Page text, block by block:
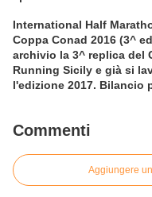
International Half
Coppa Conad 2016 (3^
archivio la 3^ replica del
Running Sicily e già si
l'edizione 2017. Bilancio
Commenti
Aggiungere